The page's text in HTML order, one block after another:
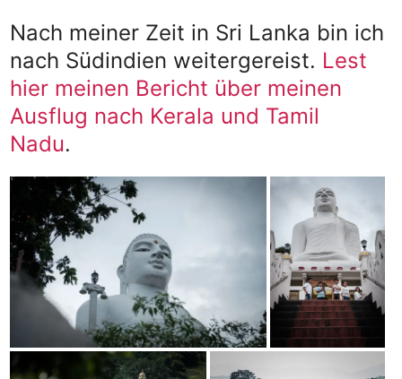
Nach meiner Zeit in Sri Lanka bin ich
nach Südindien weitergereist. Lest
hier meinen Bericht über meinen
Ausflug nach Kerala und Tamil
Nadu.